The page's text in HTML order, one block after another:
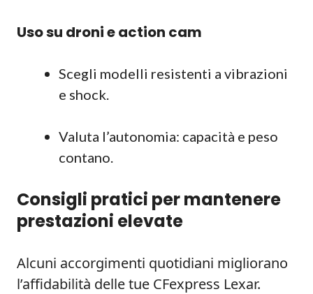
Uso su droni e action cam
Scegli modelli resistenti a vibrazioni
e shock.
Valuta l’autonomia: capacità e peso
contano.
Consigli pratici per mantenere
prestazioni elevate
Alcuni accorgimenti quotidiani migliorano
l’affidabilità delle tue CFexpress Lexar.